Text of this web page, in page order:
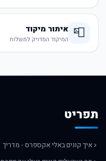
📮 איתור מיקוד
המיקוד המדויק למשלוח
תפריט
איך קונים באלי אקספרס - מדריך